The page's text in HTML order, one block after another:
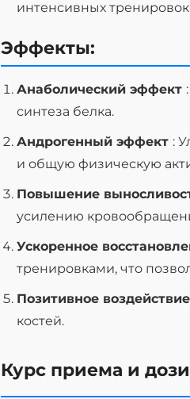
интенсивных
Эффекты:
Анаболический эффект
синтеза белка.
Андрогенный эффект :
и общую физическую
Повышение
усилению
Ускоренное
тренировками, что
Позитивное
костей.
Курс приема и